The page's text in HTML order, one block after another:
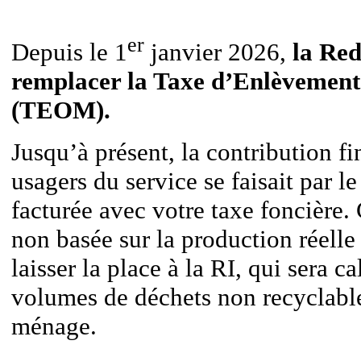
Depuis le 1er janvier 2026, la
remplacer la Taxe
(TEOM).
Jusqu’à présent, la contribution
usagers du service se faisait par
facturée avec votre taxe
non basée sur la production
laisser la place à la RI, qui sera
volumes de déchets non
ménage.